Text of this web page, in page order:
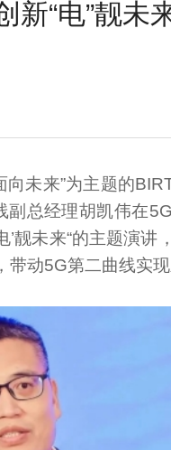
新“电”靓未
向未来”为主题的
副总经理胡凯伟在
’靓未来“的主题演
带动5G第二曲线实